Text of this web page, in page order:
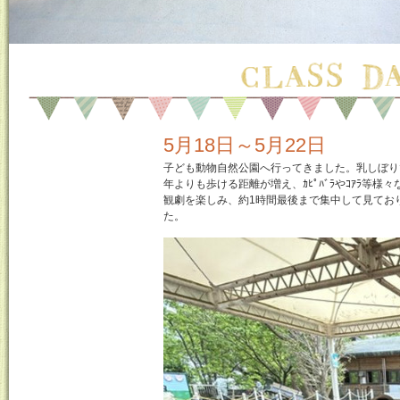
5月18日～5月22日
子ども動物自然公園へ行ってきました。乳しぼ
年よりも歩ける距離が増え、ｶﾋﾟﾊﾞﾗやｺｱﾗ等様
観劇を楽しみ、約1時間最後まで集中して見て
た。